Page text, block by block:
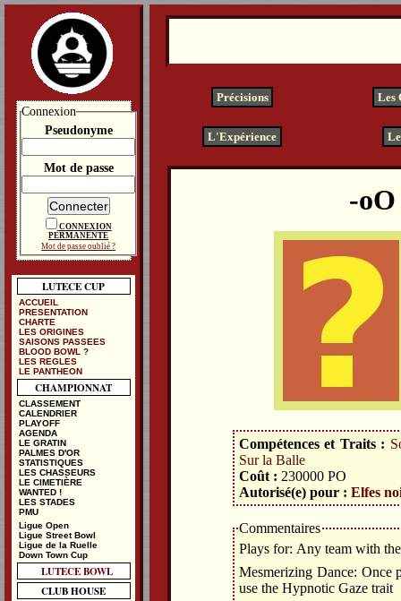
Précisions Les
L'Expérience
Compétences et Traits :
Sur la Balle
Coût : 230000 PO
Autorisé(e) pour : Elfes
Commentaires
Plays for: Any team with
Mesmerizing Dance: Once
use the Hypnotic Gaze trait
Connexion
Pseudonyme
Mot de passe
CONNEXION
PERMANENTE
Mot de passe oublié ?
LUTECE CUP
ACCUEIL
PRESENTATION
CHARTE
LES ORIGINES
SAISONS PASSEES
BLOOD BOWL ?
LES REGLES
LE PANTHEON
CHAMPIONNAT
CLASSEMENT
CALENDRIER
PLAYOFF
AGENDA
LE GRATIN
PALMES D'OR
STATISTIQUES
LES CHASSEURS
LE CIMETIÈRE
WANTED !
LES STADES
PMU
Ligue Open
Ligue Street Bowl
Ligue de la Ruelle
Down Town Cup
LUTECE BOWL
CLUB HOUSE